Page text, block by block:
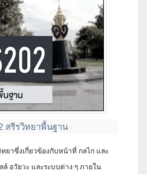
สรีรวิทยาพื้นฐาน
ยาซึ่งเกี่ยวข้องกับหน้าที่ กลไก และ
อวัยวะ และระบบต่าง ๆ ภายใน